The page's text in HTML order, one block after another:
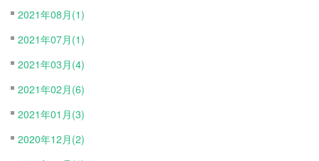
2021年08月(1)
2021年07月(1)
2021年03月(4)
2021年02月(6)
2021年01月(3)
2020年12月(2)